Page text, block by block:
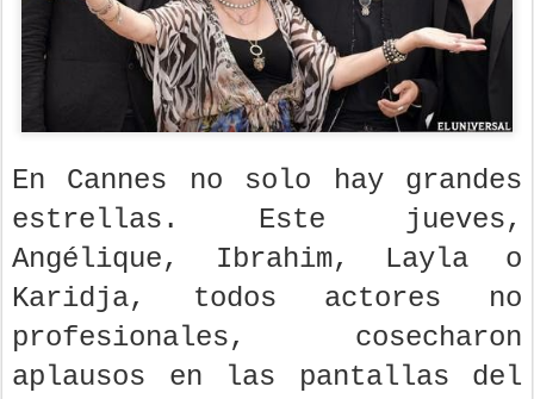
En Cannes no solo hay grandes
estrellas. Este jueves,
Angélique, Ibrahim, Layla o
Karidja, todos actores no
profesionales, cosecharon
aplausos en las pantallas del